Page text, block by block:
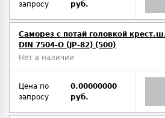
запросу
руб.
Саморез с потай головкой
DIN 7504-O (JP-82) (500)
Нет в наличии
Цена по
запросу
0.00000000
руб.